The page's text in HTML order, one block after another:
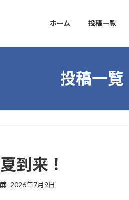
ホーム 投稿一覧
投稿一覧
夏到来！
2026年7月9日